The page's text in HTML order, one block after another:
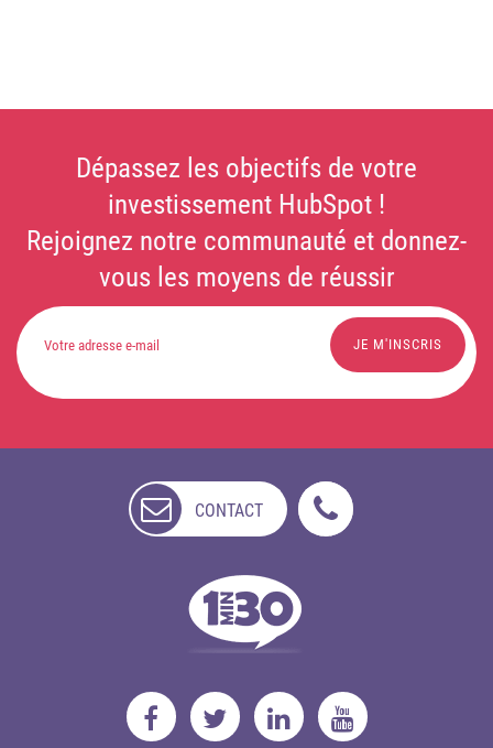
Dépassez les objectifs de votre
investissement HubSpot !
Rejoignez notre communauté et donnez-
vous les moyens de réussir
CONTACT
DISPONIBLE